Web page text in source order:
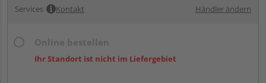
Services Kontakt Händler ändern
Ihr Standort ist nicht im Liefergebiet